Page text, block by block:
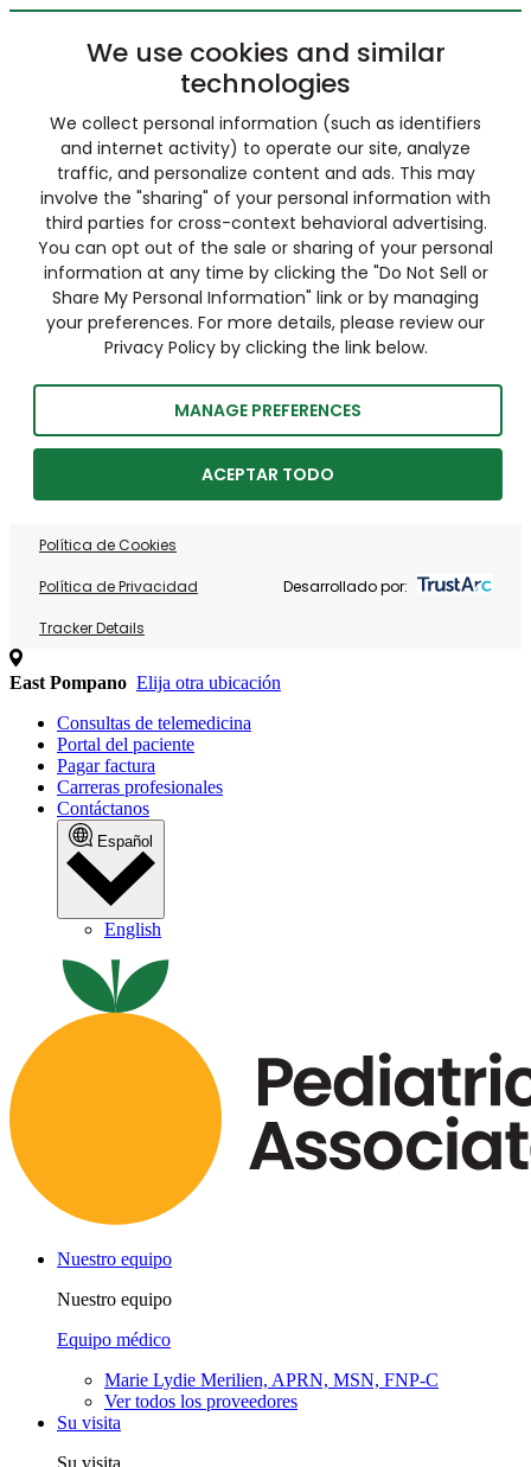
We use cookies and similar
technologies
We collect personal information (such as identifiers
and internet activity) to operate our site, analyze
traffic, and personalize content and ads. This may
involve the "sharing" of your personal information with
third parties for cross-context behavioral advertising.
You can opt out of the sale or sharing of your personal
information at any time by clicking the "Do Not Sell or
Share My Personal Information" link or by managing
your preferences. For more details, please review our
Privacy Policy by clicking the link below.
MANAGE PREFERENCES
ACEPTAR TODO
Política de Cookies
Política de Privacidad
Tracker Details
Desarrollado por:
East Pompano Elija otra ubicación
Consultas de telemedicina
Portal del paciente
Pagar factura
Carreras profesionales
Contáctanos
Español
English
Nuestro equipo
Nuestro equipo
Equipo médico
Marie Lydie Merilien, APRN, MSN, FNP-C
Ver todos los proveedores
Su visita
Su visita